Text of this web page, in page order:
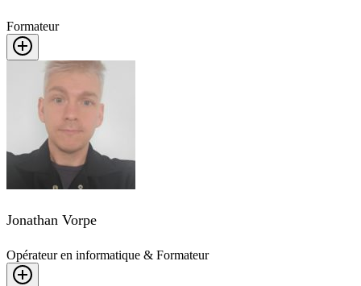
Formateur
Jonathan Vorpe
Opérateur en informatique & Formateur